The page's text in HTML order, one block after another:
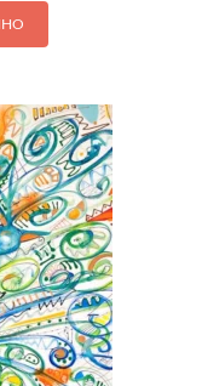
é:
R$ 39,90.